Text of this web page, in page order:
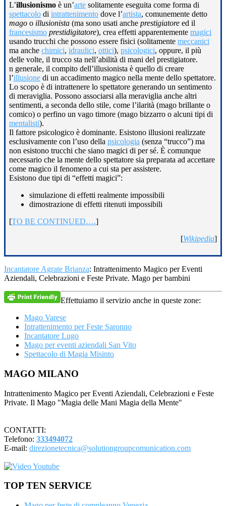
L’illusionismo è un’arte solitamente eseguita come forma di
spettacolo di intrattenimento dove l’artista, comunemente detto
mago o illusionista (ma sono usati anche prestigiatore ed il
francesismo prestidigitatore), crea effetti apparentemente magici
usando trucchi che possono essere fisici (solitamente meccanici
ma anche chimici, idraulici, ottici), psicologici, oppure, il più
delle volte, il trucco sta nell’abilità di mani del prestigiatore.
n generale, il compito dell’illusionista è quello di creare
l’illusione di un accadimento magico nella mente dello spettatore.
Lo scopo è di intrattenere lo spettatore generando un sentimento
di meraviglia. Possono associarsi alla meraviglia anche altri
sentimenti, a seconda dello stile, come l’ilarità (mago brillante o
comico) o perfino un vago timore (mago bizzarro o alcuni tipi di
mentalisti).
Il fattore psicologico è dominante. Esistono illusioni realizzate
esclusivamente con l’uso della psicologia (senza “trucco”) ma
non esistono trucchi che siano magici di per sé. È comunque
necessario che la mente dello spettatore sia preparata ad accettare
come magico il fenomeno a cui sta per assistere.
Esistono due tipi di “effetti magici”:
simulazione di effetti realmente impossibili
dimostrazione di effetti ritenuti impossibili
[TO BE CONTINUED….]
[Wikipedia]
Incantatore Agrate Brianza: Intrattenimento Magico per Eventi
Aziendali, Celebrazioni e Feste Private. Mago per bambini
Effettuiamo il servizio anche in queste zone:
Mago Varese
Intrattenimento per Feste Saronno
Incantatore Lugo
Mago per eventi aziendali San Vito
Spettacolo di Magia Misinto
Footer
MAGO MILANO
Intrattenimento Magico per Eventi Aziendali, Celebrazioni e Feste
Private. Il Mago "Magia delle Mani Magia della Mente"
CONTATTI:
Telefono: 333494072
E-mail: direzionetecnica@solutiongroupcomunication.com
TOP TEN SERVICE